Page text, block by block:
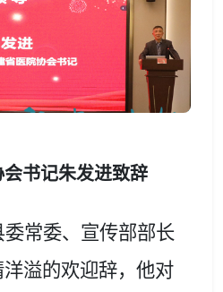
书记朱发进致辞
委常委、宣传部部长
溢的欢迎辞，他对